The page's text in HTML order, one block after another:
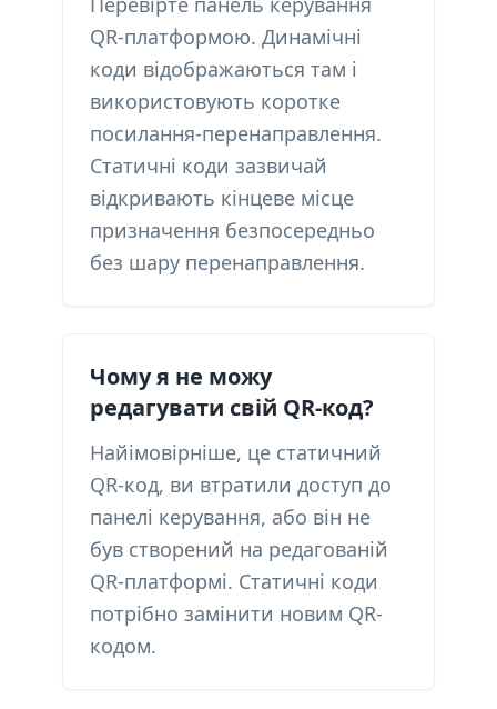
QR-платформою. Динамічні
коди відображаються там і
використовують коротке
посилання-перенаправлення.
Статичні коди зазвичай
відкривають кінцеве місце
призначення безпосередньо
без шару перенаправлення.
Чому я не можу
редагувати свій QR-код?
Найімовірніше, це статичний
QR-код, ви втратили доступ до
панелі керування, або він не
був створений на редагованій
QR-платформі. Статичні коди
потрібно замінити новим QR-
кодом.